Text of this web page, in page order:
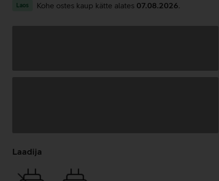
Laos Kohe ostes kaup kätte alates 07.08.2026
laadimine
Laadija